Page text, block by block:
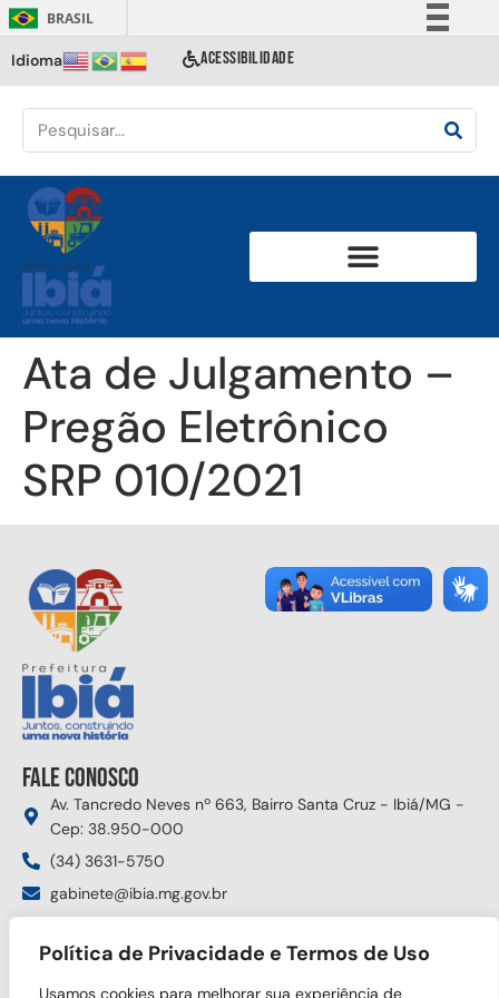
Política de Privacidade e Termos de Uso
Usamos cookies para melhorar sua experiência de
BRASIL
Comunica BR
Acesso à informação
Idioma ACESSIBILIDADE
Ata de Julgamento –
Pregão Eletrônico
SRP 010/2021
Fale conosco
Av. Tancredo Neves nº 663, Bairro Santa Cruz - Ibiá/MG -
Cep: 38.950-000
(34) 3631-5750
gabinete@ibia.mg.gov.br